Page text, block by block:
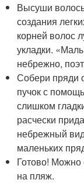
Высуши
создания
корней волос
укладки.
небрежно,
Собери пряди
пучок с
слишком
расчески
небрежный
маленьких
Готово! Можно
на пляж.